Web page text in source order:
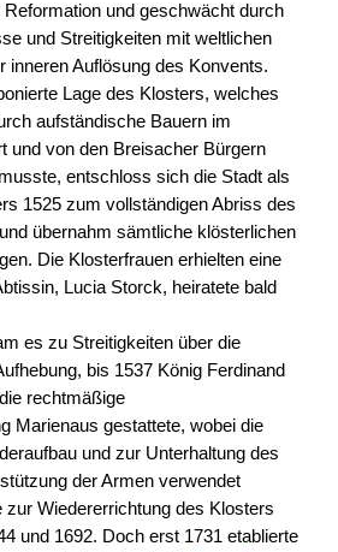
und geschwächt durch
und Streitigkeiten mit weltlichen
inneren Auflösung des Konvents.
Lage des Klosters, welches
aufständische Bauern im
und von den Breisacher Bürgern
entschloss sich die Stadt als
1525 zum vollständigen Abriss des
übernahm sämtliche klösterlichen
Die Klosterfrauen erhielten eine
Lucia Storck, heiratete bald
es zu Streitigkeiten über die
bis 1537 König Ferdinand
rechtmäßige
Marienaus gestattete, wobei die
und zur Unterhaltung des
der Armen verwendet
zur Wiedererrichtung des Klosters
und 1692. Doch erst 1731 etablierte